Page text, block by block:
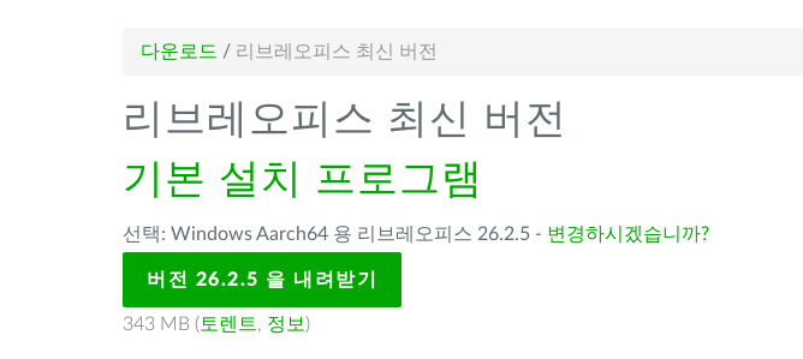
다운로드 / 리브레오피스 최신 버전
리브레오피스 최신 버전
기본 설치 프로그램
선택: Windows Aarch64 용 리브레오피스 26.2.5 - 변경하시겠습니까?
버전 26.2.5 을 내려받기
343 MB ( 토렌트, 정보 )